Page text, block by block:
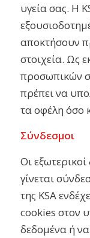
υγεία σας. Η
αποκτήσουν
στοιχεία. Ως
προσωπικών
πρέπει να
τα οφέλη όσο
Σύνδεσμοι
Οι
γίνεται
της KSA
cookies στον
δεδομένα ή